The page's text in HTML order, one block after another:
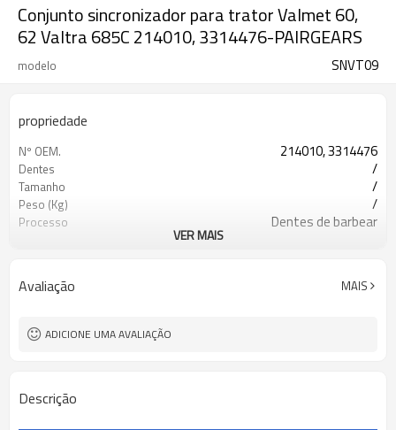
Conjunto sincronizador para trator Valmet 60,
62 Valtra 685C 214010, 3314476-PAIRGEARS
modelo SNVT09
propriedade
Nº OEM. 214010, 3314476
Dentes /
Tamanho /
Peso (Kg) /
Processo Dentes de barbear
Tratamento de superfície Granalhamento
VER MAIS
Avaliação MAIS
ADICIONE UMA AVALIAÇÃO
Descrição